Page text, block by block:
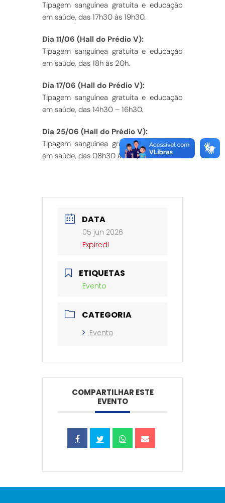
Tipagem sanguínea gratuita e educação
em saúde, das 17h30 às 19h30.
Dia 11/06 (Hall do Prédio V):
Tipagem sanguínea gratuita e educação
em saúde, das 18h às 20h.
Dia 17/06 (Hall do Prédio V):
Tipagem sanguínea gratuita e educação
em saúde, das 14h30 – 16h30.
Dia 25/06 (Hall do Prédio V):
Tipagem sanguínea gratuita e educação
em saúde, das 08h30 às 11h).
DATA
05 jun 2026
Expired!
ETIQUETAS
Evento
CATEGORIA
Evento
COMPARTILHAR ESTE
EVENTO